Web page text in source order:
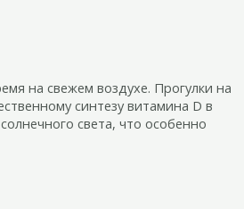
на свежем воздухе. Прогулки на
синтезу витамина D в
света, что особенно